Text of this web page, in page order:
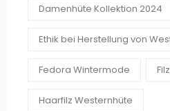
Damenhüte Kollektion 2024
Ethik bei Herstellung von
Fedora Wintermode
Haarfilz Westernhüte